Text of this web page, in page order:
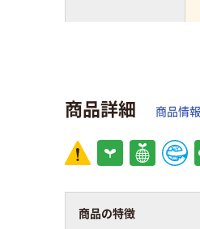
インク充填方法
商品詳細 商品情
商品の特徴